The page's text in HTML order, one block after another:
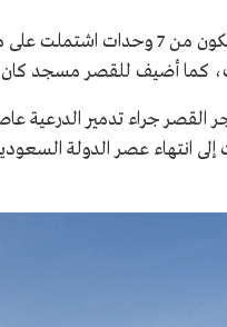
بُني القصر على مراحل،
كما أضيف للقصر مسجد كان
1233هـ/1818م، هُجر القصر جراء
إلى انتهاء عصر الدولة